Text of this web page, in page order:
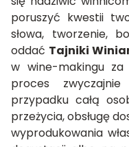
poruszyć kwestii
słowa, tworzenie,
oddać Tajniki
w wine-makingu
proces
przypadku całą
przeżycia, obsługę
wyprodukowania